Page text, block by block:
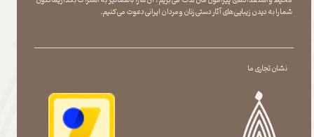
نشان تجاری ما
شما را به دیدن زیبایی های آثار دستی زنان و مردان ایرانی دعوت می کنیم.